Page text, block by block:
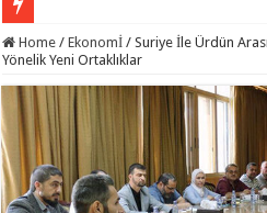
Suriye Savunma Bakanlığı’ndan Bir
Home / Ekonomİ / Suriye İle Ürdün
Yönelik Yeni Ortaklıklar